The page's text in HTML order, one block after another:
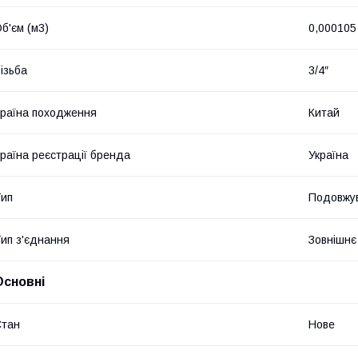
(м3) 0,000105
3/4″
походження Китай
реєстрації бренда Україна
з'єднання
Нове